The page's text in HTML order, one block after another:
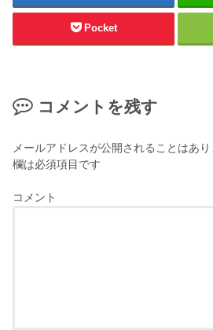
Pocket
コメントを残す
メールアドレスが公開されることはあり
欄は必須項目です
コメント